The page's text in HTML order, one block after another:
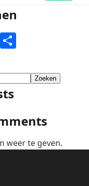
Email
Zoeken
weer te geven.